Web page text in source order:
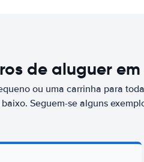
de aluguer
ou uma carrinha para
Seguem-se alguns